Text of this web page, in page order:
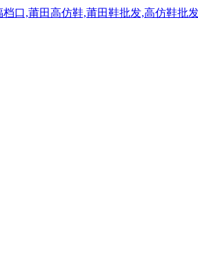
口,莆田高仿鞋,莆田鞋批发,高仿鞋批